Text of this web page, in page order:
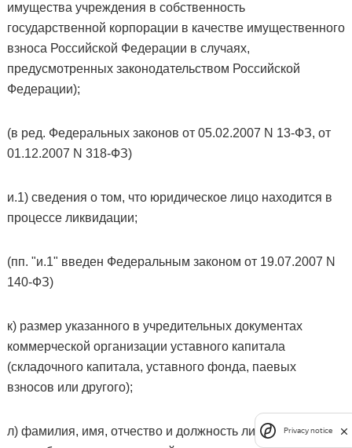
имущества учреждения в собственность
государственной корпорации в качестве имущественного
взноса Российской Федерации в случаях,
предусмотренных законодательством Российской
Федерации);
(в ред. Федеральных законов от 05.02.2007 N 13-ФЗ, от
01.12.2007 N 318-ФЗ)
и.1) сведения о том, что юридическое лицо находится в
процессе ликвидации;
(пп. "и.1" введен Федеральным законом от 19.07.2007 N
140-ФЗ)
к) размер указанного в учредительных документах
коммерческой организации уставного капитала
(складочного капитала, уставного фонда, паевых
взносов или другого);
л) фамилия, имя, отчество и должность лица, имеющего
Privacy notice